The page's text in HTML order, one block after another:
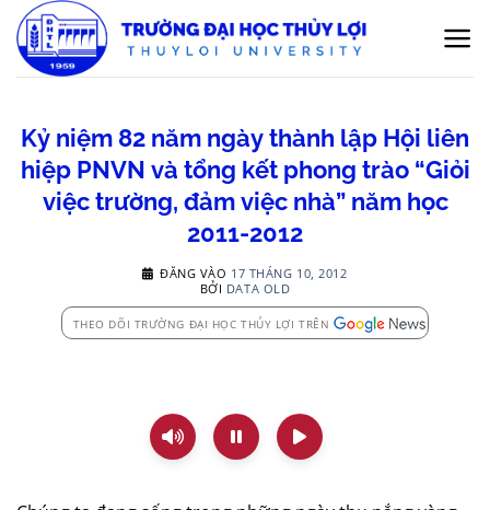
qua
nội
Kỷ niệm 82 năm ngày thành lập Hội liên
hiệp PNVN và tổng kết phong trào “Giỏi
việc trường, đảm việc nhà” năm học
2011-2012
ĐĂNG VÀO 17 THÁNG 10, 2012
BỞI DATA OLD
THEO DÕI TRƯỜNG ĐẠI HỌC THỦY LỢI TRÊN